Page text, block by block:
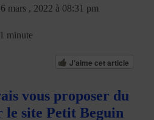
mars , 2022 à 08:31 pm
minute
J'aime cet article
vous proposer du
site Petit Beguin